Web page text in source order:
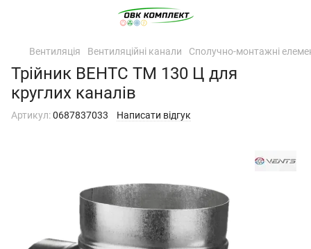
Вентиляція Вентиляційні канали Сполучно-монтажні
Трійник ВЕНТС ТМ 130 Ц для
круглих каналів
Артикул:0687837033 Написати відгук